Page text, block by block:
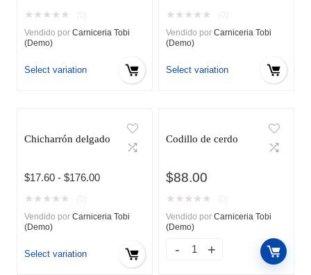
desde
$198.00
★ ★ ★ ★ ★
Vendido por Carniceria Tobi
(Demo)
Select variation
desde
$149.00
★ ★ ★ ★ ★
Vendido por Carniceria Tobi
(Demo)
Select variation
Chicharrón delgado
$17.60 - $176.00Rango
desde
$176.00
★ ★ ★ ★ ★
Vendido por Carniceria Tobi
(Demo)
Select variation
Codillo de cerdo
$88.00
★ ★ ★ ★ ★
Vendido por Carniceria Tobi
(Demo)